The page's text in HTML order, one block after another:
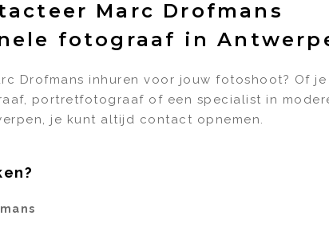
Marc Drofmans
fotograaf in
Drofmans inhuren voor jouw fotoshoot? Of
portretfotograaf of een specialist in
je kunt altijd contact opnemen.